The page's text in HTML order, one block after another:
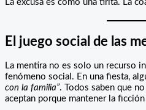
La excusa es como una tirita. La
El juego social de las
La mentira no es solo un recurso
fenómeno social. En una fiesta,
con la familia”. Todos saben que
aceptan porque mantener la